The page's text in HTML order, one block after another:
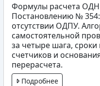
Формулы расчета
Постановлению №
отсутствии ОДПУ.
самостоятельной
за четыре шага, сроки
счетчиков и
перерасчета.
Подробнее